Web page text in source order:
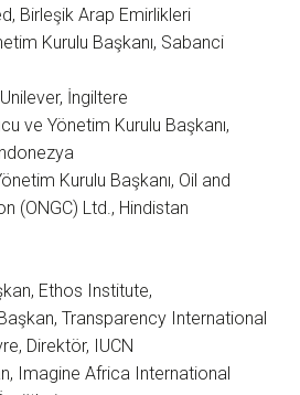
Birleşik Arap Emirlikleri
Kurulu Başkanı, Sabanci
İngiltere
ve Yönetim Kurulu Başkanı,
Kurulu Başkanı, Oil and
(ONGC) Ltd., Hindistan
Ethos Institute,
Transparency International
Direktör, IUCN
Imagine Africa International